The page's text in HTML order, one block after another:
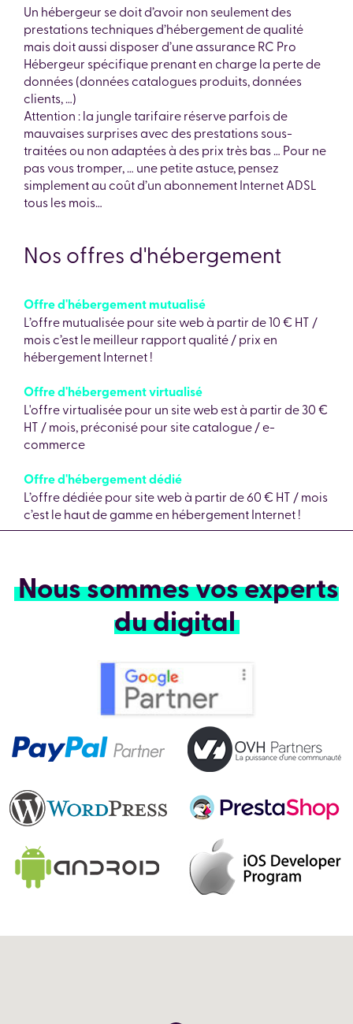
Un hébergeur se doit d’avoir non seulement des
prestations techniques d’hébergement de qualité
mais doit aussi disposer d’une assurance RC Pro
Hébergeur spécifique prenant en charge la perte de
données (données catalogues produits, données
clients, …)
Attention : la jungle tarifaire réserve parfois de
mauvaises surprises avec des prestations sous-
traitées ou non adaptées à des prix très bas … Pour ne
pas vous tromper, … une petite astuce, pensez
simplement au coût d’un abonnement Internet ADSL
tous les mois…
Nos offres d'hébergement
Offre d'hébergement mutualisé
L’offre mutualisée pour site web à partir de 10 € HT /
mois c’est le meilleur rapport qualité / prix en
hébergement Internet !
Offre d'hébergement virtualisé
L'offre virtualisée pour un site web est à partir de 30 €
HT / mois, préconisé pour site catalogue / e-
commerce
Offre d'hébergement dédié
L’offre dédiée pour site web à partir de 60 € HT / mois
c’est le haut de gamme en hébergement Internet !
Nous sommes vos experts
du digital